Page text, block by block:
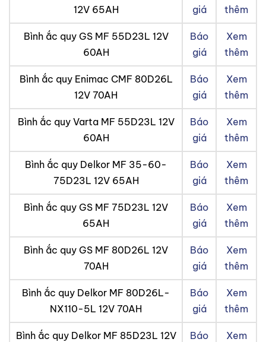
12V 65AH
giá
thêm
Bình ắc quy GS MF 55D23L 12V
60AH
Báo
giá
Xem
thêm
Bình ắc quy Enimac CMF 80D26L
12V 70AH
Báo
giá
Xem
thêm
Bình ắc quy Varta MF 55D23L 12V
60AH
Báo
giá
Xem
thêm
Bình ắc quy Delkor MF 35-60-
75D23L 12V 65AH
Báo
giá
Xem
thêm
Bình ắc quy GS MF 75D23L 12V
65AH
Báo
giá
Xem
thêm
Bình ắc quy GS MF 80D26L 12V
70AH
Báo
giá
Xem
thêm
Bình ắc quy Delkor MF 80D26L-
NX110-5L 12V 70AH
Báo
giá
Xem
thêm
Bình ắc quy Delkor MF 85D23L 12V
Báo
Xem